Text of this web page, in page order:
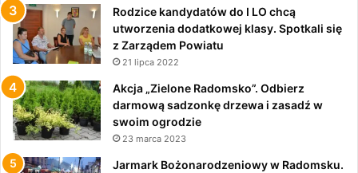
Rodzice kandydatów do I LO chcą
utworzenia dodatkowej klasy. Spotkali się
z Zarządem Powiatu
21 lipca 2022
Akcja „Zielone Radomsko”. Odbierz
darmową sadzonkę drzewa i zasadź w
swoim ogrodzie
23 marca 2023
Jarmark Bożonarodzeniowy w Radomsku.